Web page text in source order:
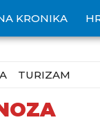
KRONIKA
TURIZAM